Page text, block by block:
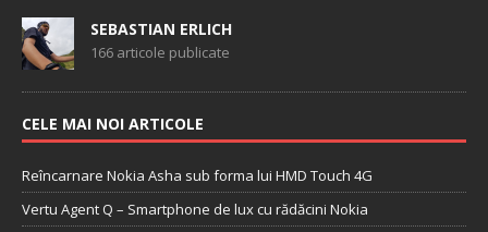
SEBASTIAN ERLICH
166 articole publicate
CELE MAI NOI ARTICOLE
Reîncarnare Nokia Asha sub forma lui HMD Touch 4G
Vertu Agent Q – Smartphone de lux cu rădăcini Nokia